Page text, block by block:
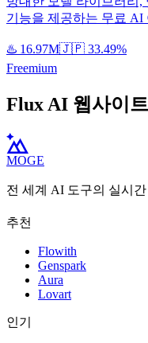
기능을 제공하는 무료 AI
♨️ 16.97M🇯🇵 33.49%
Freemium
Flux AI 웹사이
MOGE
전 세계 AI 도구의 실시간
추천
Flowith
Genspark
Aura
Lovart
인기